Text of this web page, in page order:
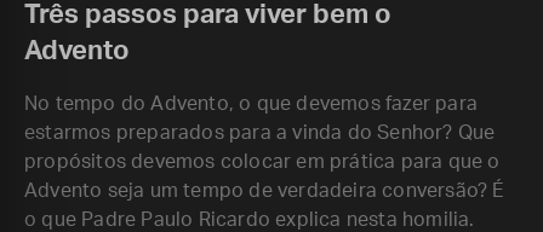
Três passos para viver bem o
Advento
No tempo do Advento, o que devemos fazer para
estarmos preparados para a vinda do Senhor? Que
propósitos devemos colocar em prática para que o
Advento seja um tempo de verdadeira conversão? É
o que Padre Paulo Ricardo explica nesta homilia.